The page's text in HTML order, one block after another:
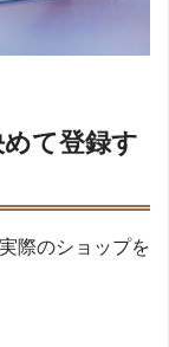
て登録す
際のショップを